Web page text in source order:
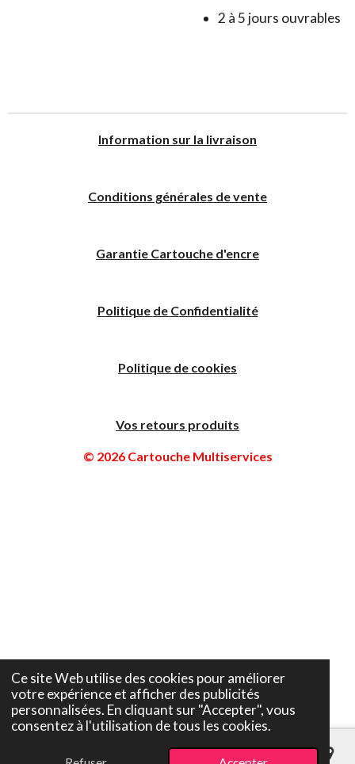
Ce site Web utilise des cookies pour améliorer
votre expérience et afficher des publicités
personnalisées. En cliquant sur "Accepter", vous
consentez à l'utilisation de tous les cookies.
2 à 5 jours ouvrables
Information sur la livraison
Conditions générales de vente
Garantie Cartouche d'encre
Politique de Confidentialité
Politique de cookies
Vos retours produits
© 2026 Cartouche Multiservices